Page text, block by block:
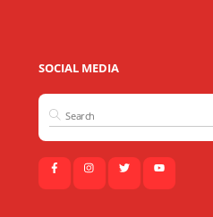
SOCIAL MEDIA